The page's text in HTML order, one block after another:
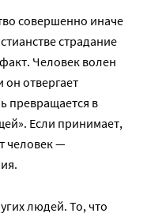
совершенно иначе
страдание
Человек волен
он отвергает
превращается в
Если принимает,
человек —
людей. То, что